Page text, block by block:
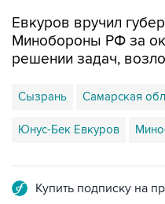
Евкуров вручил
Минобороны РФ за
решении задач,
Сызрань Самарская
Юнус-Бек Евкуров
Купить подписку на